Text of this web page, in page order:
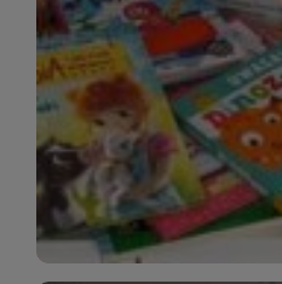
do częstych odwiedzin
niemal każdego
zawsze będziesz
jako